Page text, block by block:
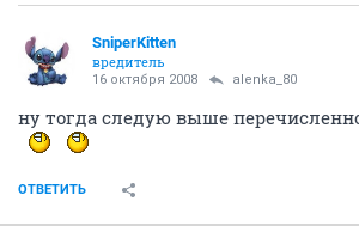
SniperKitten
вредитель
16 октября 2008 alenka_80
ну тогда следую выше
ОТВЕТИТЬ